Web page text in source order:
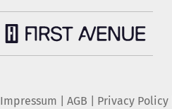
Impressum AGB Privacy Policy|